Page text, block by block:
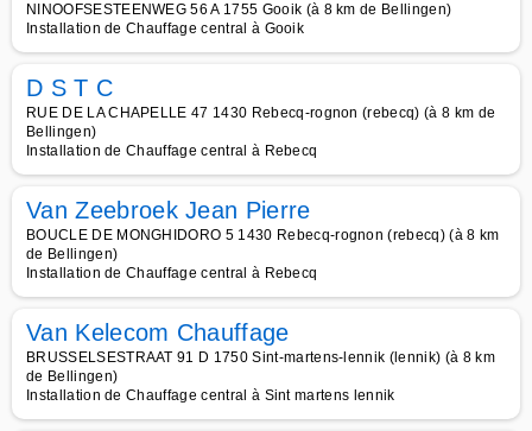
NINOOFSESTEENWEG 56 A 1755 Gooik (à 8 km de Bellingen)
Installation de Chauffage central à Gooik
D S T C
RUE DE LA CHAPELLE 47 1430 Rebecq-rognon (rebecq) (à 8 km de
Bellingen)
Installation de Chauffage central à Rebecq
Van Zeebroek Jean Pierre
BOUCLE DE MONGHIDORO 5 1430 Rebecq-rognon (rebecq) (à 8 km
de Bellingen)
Installation de Chauffage central à Rebecq
Van Kelecom Chauffage
BRUSSELSESTRAAT 91 D 1750 Sint-martens-lennik (lennik) (à 8 km
de Bellingen)
Installation de Chauffage central à Sint martens lennik